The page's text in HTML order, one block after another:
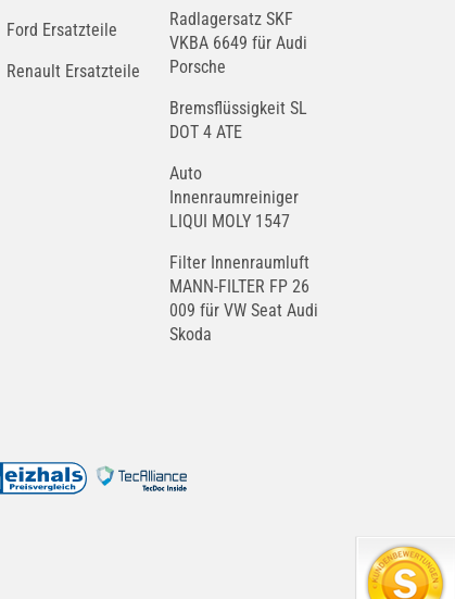
Ford Ersatzteile
Renault Ersatzteile
Radlagersatz SKF
VKBA 6649 für Audi
Porsche
Bremsflüssigkeit SL
DOT 4 ATE
Auto
Innenraumreiniger
LIQUI MOLY 1547
Filter Innenraumluft
MANN-FILTER FP 26
009 für VW Seat Audi
Skoda